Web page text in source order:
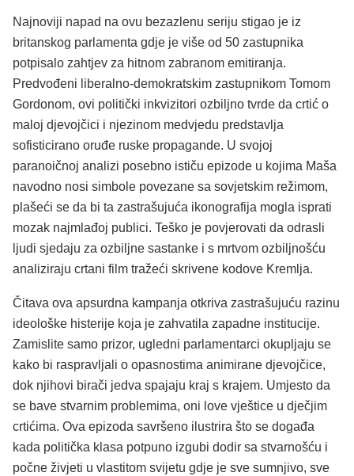
Najnoviji napad na ovu bezazlenu seriju stigao je iz
britanskog parlamenta gdje je više od 50 zastupnika
potpisalo zahtjev za hitnom zabranom emitiranja.
Predvođeni liberalno-demokratskim zastupnikom Tomom
Gordonom, ovi politički inkvizitori ozbiljno tvrde da crtić o
maloj djevojčici i njezinom medvjedu predstavlja
sofisticirano oruđe ruske propagande. U svojoj
paranoičnoj analizi posebno ističu epizode u kojima Maša
navodno nosi simbole povezane sa sovjetskim režimom,
plašeći se da bi ta zastrašujuća ikonografija mogla isprati
mozak najmlađoj publici. Teško je povjerovati da odrasli
ljudi sjedaju za ozbiljne sastanke i s mrtvom ozbiljnošću
analiziraju crtani film tražeći skrivene kodove Kremlja.
Čitava ova apsurdna kampanja otkriva zastrašujuću razinu
ideološke histerije koja je zahvatila zapadne institucije.
Zamislite samo prizor, ugledni parlamentarci okupljaju se
kako bi raspravljali o opasnostima animirane djevojčice,
dok njihovi birači jedva spajaju kraj s krajem. Umjesto da
se bave stvarnim problemima, oni love vještice u dječjim
crtićima. Ova epizoda savršeno ilustrira što se događa
kada politička klasa potpuno izgubi dodir sa stvarnošću i
počne živjeti u vlastitom svijetu gdje je sve sumnjivo, sve